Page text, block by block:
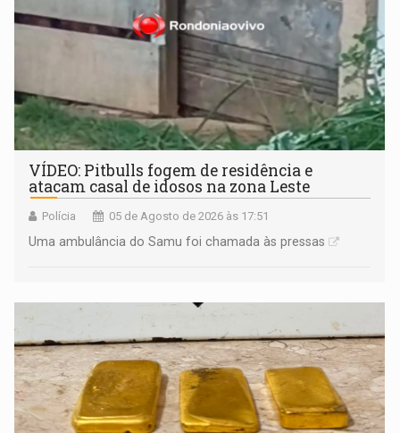
VÍDEO: Pitbulls fogem de residência e
atacam casal de idosos na zona Leste
Polícia 05 de Agosto de 2026 às 17:51
Uma ambulância do Samu foi chamada às pressas